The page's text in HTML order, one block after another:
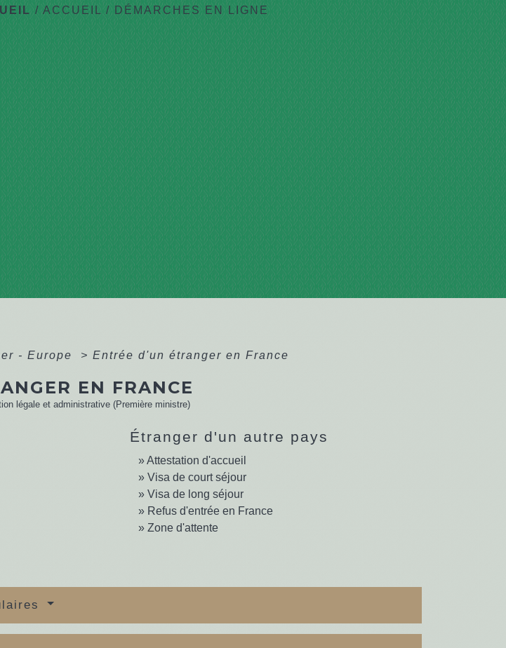
/ ACCUEIL / DÉMARCHES EN LIGNE
- Europe > Entrée d'un étranger en France
EN FRANCE
légale et administrative (Première ministre)
Étranger d'un autre pays
Attestation d'accueil
Visa de court séjour
Visa de long séjour
Refus d'entrée en France
Zone d'attente